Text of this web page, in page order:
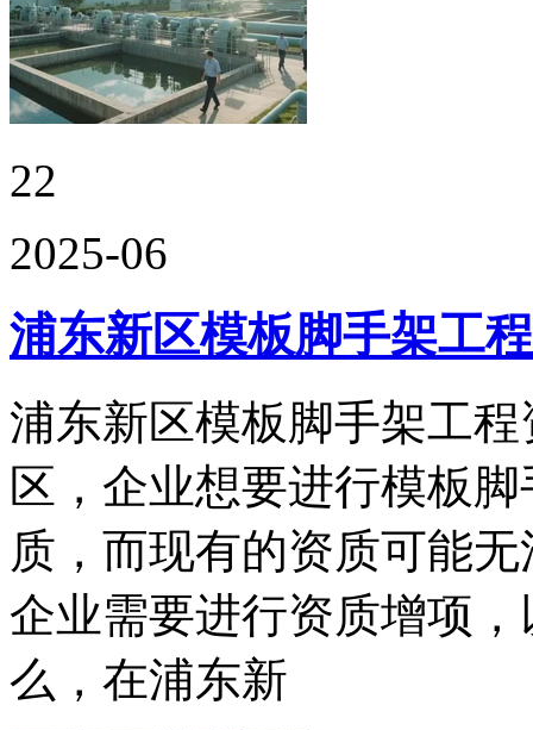
22
2025-06
浦东新区模板脚手架工
浦东新区模板脚手架工
区，企业想要进行模板
质，而现有的资质可能
企业需要进行资质增项
么，在浦东新